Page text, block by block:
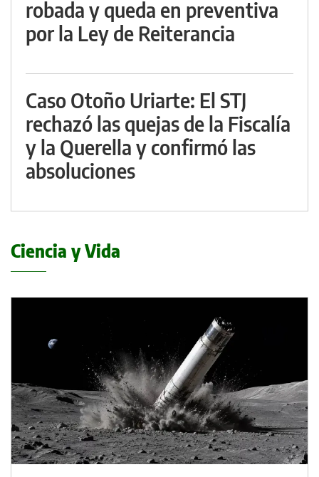
robada y queda en preventiva
por la Ley de Reiterancia
Caso Otoño Uriarte: El STJ
rechazó las quejas de la Fiscalía
y la Querella y confirmó las
absoluciones
Ciencia y Vida